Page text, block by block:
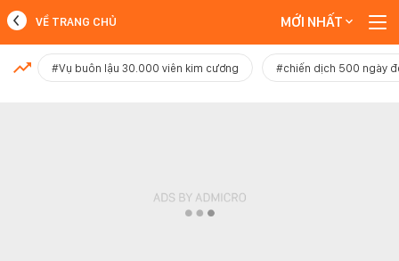
MỚI NHẤT
VỀ TRANG CHỦ MỚI NHẤT
#Vụ buôn lậu 30.000 viên kim cương #chiến dịch 500 ngày